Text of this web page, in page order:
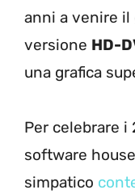
anni a venire il
versione HD-
una grafica
Per celebrare i
software
simpatico